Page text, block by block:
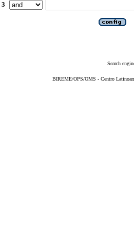
3
Search
BIREME/OPS/OMS - Centro